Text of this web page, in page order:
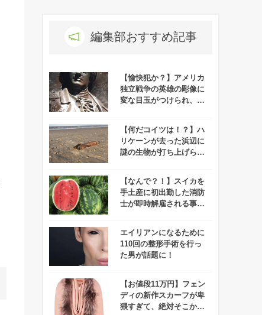
編集部おすすめ記事
【愉快犯か？】アメリカ
独立戦争の英雄の彫像に
変な目玉がつけられ、笑
【何だコイツは！？】ハ
リケーンが去った浜辺に
謎の生物が打ち上げられ
る！
【なんで？！】スイカを
手土産に初出勤した消防
士が即時解雇される事態
エイリアンになるために
110回の整形手術を行っ
た男が話題に！
【お値段11万円】フェン
ディの新作スカーフが卑
猥すぎて、絶対そこから